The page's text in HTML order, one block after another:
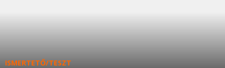
ISMERTETŐ/TESZT